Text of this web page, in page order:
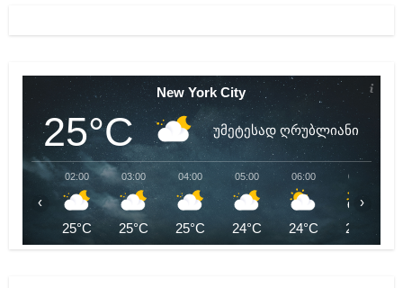
New York City
25°C უმეტესად ღრუბლიანი
02:00
25°C
03:00
25°C
04:00
25°C
05:00
24°C
06:00
24°C
07:00
24°C
‹ ›